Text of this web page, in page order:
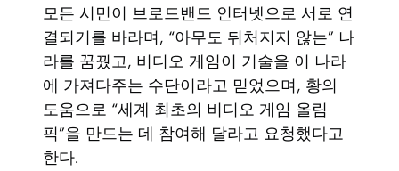
모든 시민이 브로드밴드 인터넷으로 서로 연
결되기를 바라며, “아무도 뒤처지지 않는” 나
라를 꿈꿨고, 비디오 게임이 기술을 이 나라
에 가져다주는 수단이라고 믿었으며, 황의
도움으로 “세계 최초의 비디오 게임 올림
픽”을 만드는 데 참여해 달라고 요청했다고
한다.